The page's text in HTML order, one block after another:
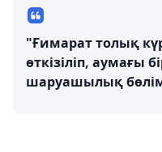
"Ғимарат толық
өткізіліп, аумағы
шаруашылық